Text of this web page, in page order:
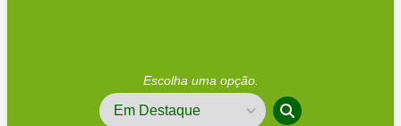
Escolha uma opção.